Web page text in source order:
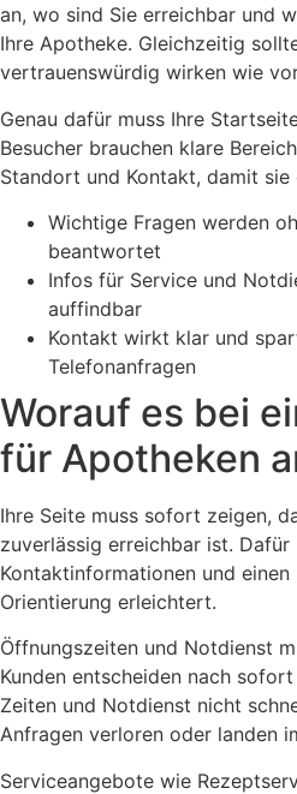
an, wo sind Sie erreichbar und
Ihre Apotheke. Gleichzeitig
vertrauenswürdig wirken wie
Genau dafür muss Ihre
Besucher brauchen klare
Standort und Kontakt, damit sie
Wichtige Fragen werden
beantwortet
Infos für Service und
auffindbar
Kontakt wirkt klar und
Telefonanfragen
Worauf es bei
für Apotheken
Ihre Seite muss sofort zeigen,
zuverlässig erreichbar ist.
Kontaktinformationen und
Orientierung erleichtert.
Öffnungszeiten und Notdienst
Kunden entscheiden nach
Zeiten und Notdienst nicht
Anfragen verloren oder landen
Serviceangebote wie